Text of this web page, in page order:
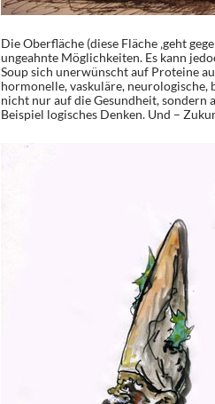
Die Oberfläche (diese Fläche ‚geht
ungeahnte Möglichkeiten. Es kann
Soup sich unerwünscht auf Proteine
hormonelle, vaskuläre,
nicht nur auf die Gesundheit, sondern
Beispiel logisches Denken. Und –